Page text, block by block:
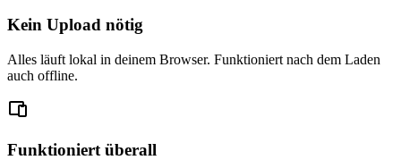
Kein Upload nötig
Alles läuft lokal in deinem Browser. Funktioniert nach dem Laden
auch offline.
Funktioniert überall